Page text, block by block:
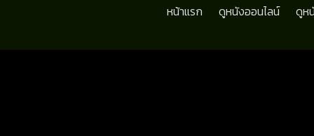
หน้าแรก ดูหนังออนไลน์ ดูห